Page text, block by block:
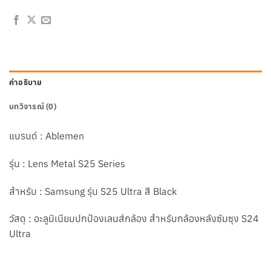
คำอธิบาย
บทวิจารณ์ (0)
แบรนด์ : Ablemen
รุ่น : Lens Metal S25 Series
สำหรับ : Samsung รุ่น S25 Ultra สี Black
วัสดุ : อะลูมิเนียมปกป้องเลนส์กล้อง สำหรับกล้องหลังซัมซุง S24
Ultra